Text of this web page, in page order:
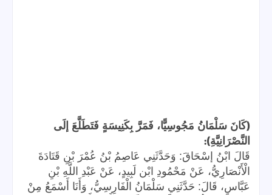
(كَانَ سَلْمَانُ مَجُوسِيًّا، فَمَرَّ بِكَنِيسَةٍ فَتَطَلَّعَ إلَى
النَّصْرَانِيَّةِ):
قَالَ ابْنُ إسْحَاقَ: وَحَدَّثَنِي عَاصِمُ بْنُ عُمْرَ بْنِ قَتَادَةَ
الْأَنْصَارِيُّ، عَنْ مَحْمُودِ ابْن لَبِيدٍ، عَنْ عَبْدِ اللَّهِ بْنِ
عَبَّاسٍ، قَالَ: حَدَّثَنِي سَلْمَانُ الْفَارِسِيُّ، وَأَنَا أَسْمَعُ مِنْ